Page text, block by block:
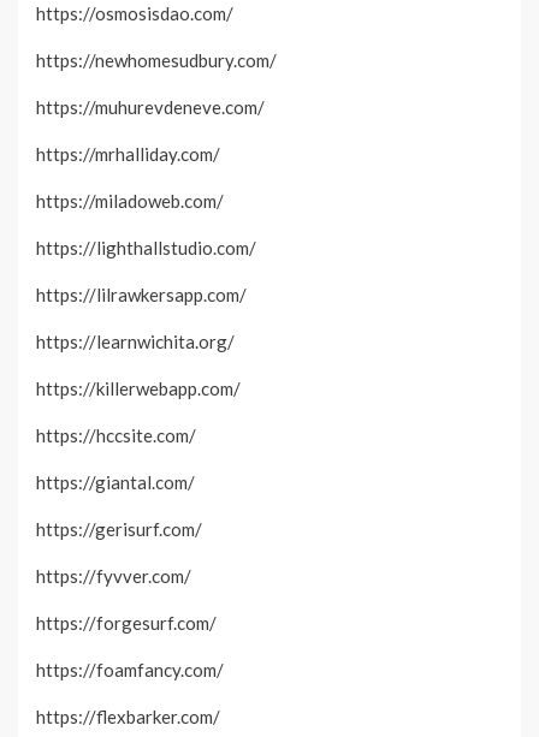
https://osmosisdao.com/
https://newhomesudbury.com/
https://muhurevdeneve.com/
https://mrhalliday.com/
https://miladoweb.com/
https://lighthallstudio.com/
https://lilrawkersapp.com/
https://learnwichita.org/
https://killerwebapp.com/
https://hccsite.com/
https://giantal.com/
https://gerisurf.com/
https://fyvver.com/
https://forgesurf.com/
https://foamfancy.com/
https://flexbarker.com/